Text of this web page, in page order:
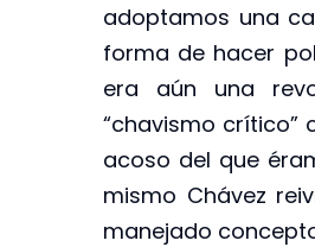
adoptamos una
forma de hacer
era aún una
“chavismo crítico”
acoso del que
mismo Chávez
manejado